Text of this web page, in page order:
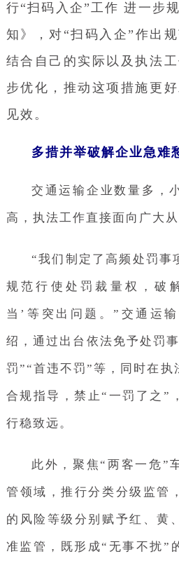
行“扫码入企”工作 进一步
知》，对“扫码入企”作出
结合自己的实际以及执法
步优化，推动这项措施更
见效。
多措并举破解企业急难
交通运输企业数量多，
高，执法工作直接面向广大从
“我们制定了高频处罚事
规范行使处罚裁量权，破
当’等突出问题。”交通运
绍，通过出台依法免予处罚
罚”“首违不罚”等，同时在执
合规指导，禁止“一罚了之”
行稳致远。
此外，聚焦“两客一危”
管领域，推行分类分级监管
的风险等级分别赋予红、黄
准监管，既形成“无事不扰”